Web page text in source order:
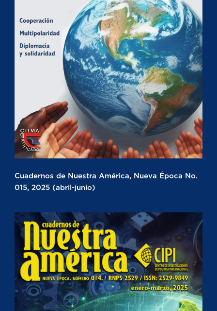
Cuadernos de Nuestra América, Nueva Época No.
015, 2025 (abril-junio)